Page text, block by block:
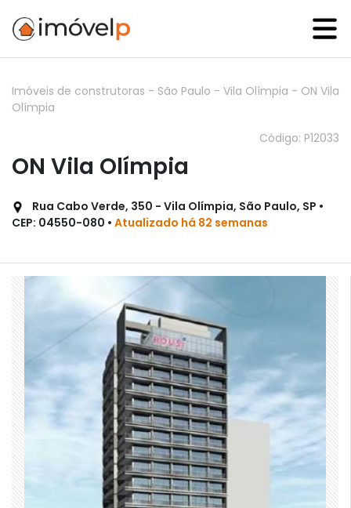
Imóveis de construtoras - São Paulo - Vila Olímpia - ON Vila
Olímpia
Código: P12033
ON Vila Olímpia
Rua Cabo Verde, 350 - Vila Olímpia, São Paulo, SP •
CEP: 04550-080 • Atualizado há 82 semanas